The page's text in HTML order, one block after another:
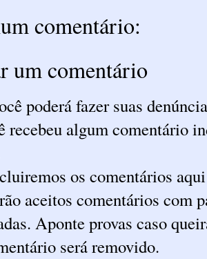
comentário:
um comentário
poderá fazer suas
recebeu algum comentário
os comentários
aceitos comentários com
Aponte provas caso
será removido.